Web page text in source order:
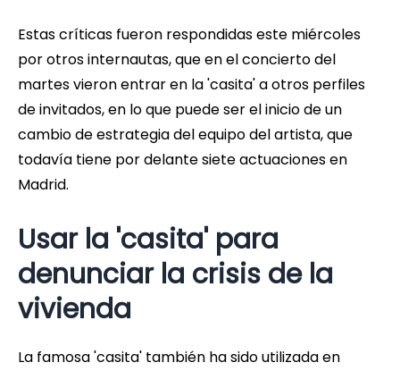
Estas críticas fueron respondidas este miércoles
por otros internautas, que en el concierto del
martes vieron entrar en la 'casita' a otros perfiles
de invitados, en lo que puede ser el inicio de un
cambio de estrategia del equipo del artista, que
todavía tiene por delante siete actuaciones en
Madrid.
Usar la 'casita' para
denunciar la crisis de la
vivienda
La famosa 'casita' también ha sido utilizada en